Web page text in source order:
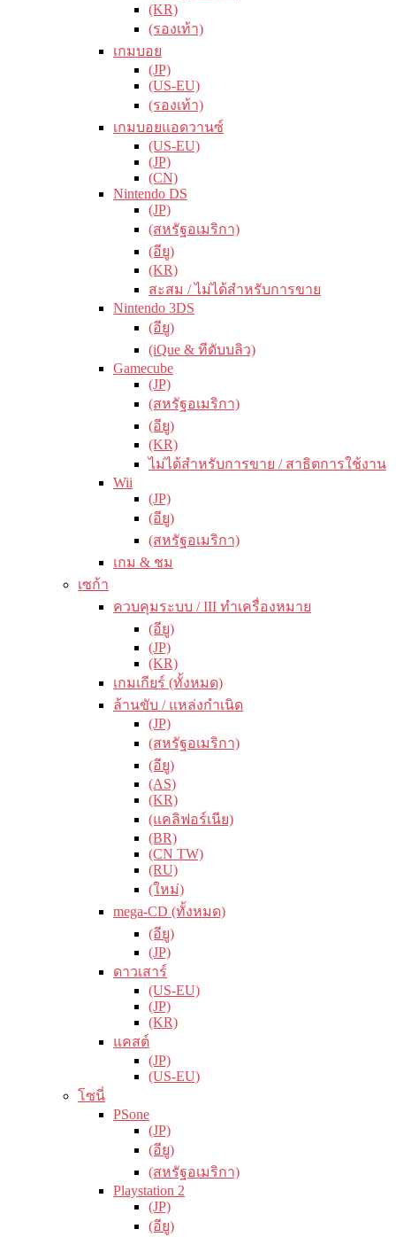
(KR)
(รองเท้า)
เกมบอย
(JP)
(US-EU)
(รองเท้า)
เกมบอยแอดวานซ์
(US-EU)
(JP)
(CN)
Nintendo DS
(JP)
(สหรัฐอเมริกา)
(อียู)
(KR)
สะสม / ไม่ได้สำหรับการขาย
Nintendo 3DS
(อียู)
(iQue & ทีดับบลิว)
Gamecube
(JP)
(สหรัฐอเมริกา)
(อียู)
(KR)
ไม่ได้สำหรับการขาย / สาธิตการใช้งาน
Wii
(JP)
(อียู)
(สหรัฐอเมริกา)
เกม & ชม
เซก้า
ควบคุมระบบ / III ทำเครื่องหมาย
(อียู)
(JP)
(KR)
เกมเกียร์ (ทั้งหมด)
ล้านขับ / แหล่งกำเนิด
(JP)
(สหรัฐอเมริกา)
(อียู)
(AS)
(KR)
(แคลิฟอร์เนีย)
(BR)
(CN TW)
(RU)
(ใหม่)
mega-CD (ทั้งหมด)
(อียู)
(JP)
ดาวเสาร์
(US-EU)
(JP)
(KR)
แคสต์
(JP)
(US-EU)
โซนี่
PSone
(JP)
(อียู)
(สหรัฐอเมริกา)
Playstation 2
(JP)
(อียู)